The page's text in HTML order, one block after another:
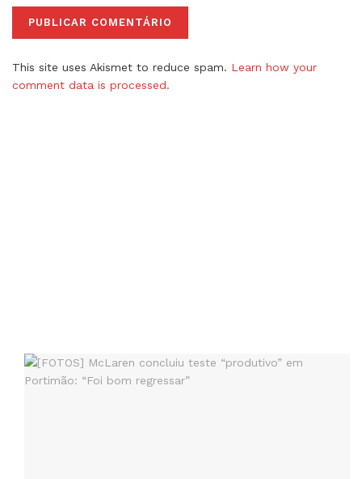
This site uses Akismet to reduce spam. Learn how your
comment data is processed.